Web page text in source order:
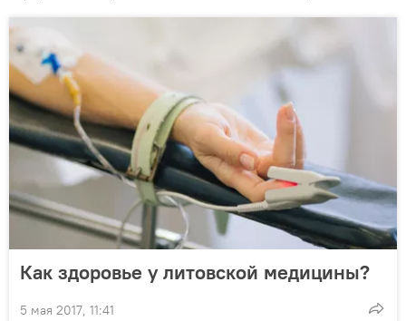
Как здоровье у литовской медицины?
5 мая 2017, 11:41